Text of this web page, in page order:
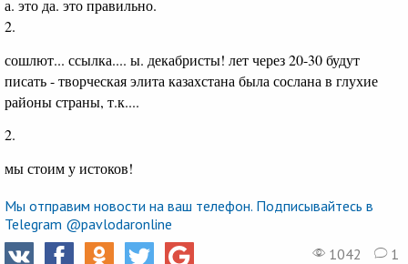
а. это да. это правильно.
2.
сошлют... ссылка.... ы. декабристы! лет через 20-30 будут
писать - творческая элита казахстана была сослана в глухие
районы страны, т.к....
2.
мы стоим у истоков!
Мы отправим новости на ваш телефон. Подписывайтесь в
Telegram @pavlodaronline
1042
1